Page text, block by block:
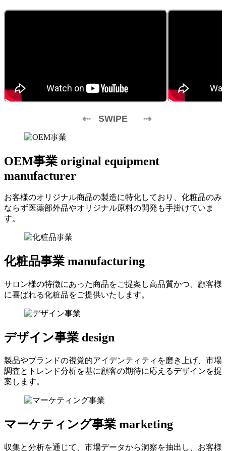
SWIPE
OEM事業 original equipment
manufacturer
お客様のオリジナル商品の製造に特化しており、化粧品のみ
ならず医薬部外品やオリジナル原料の開発も手掛けていま
す。
化粧品事業 manufacturing
サロン様の特徴にあった商品をご提案し高品質かつ、顧客様
に喜ばれる化粧品をご提供いたします。
デザイン事業 design
製品やブランドの視覚的アイデンティティを磨き上げ、市場
調査とトレンド分析を基に顧客の期待に応えるデザインを提
案します。
マーケティング事業 marketing
収集と分析を通じて、市場データから洞察を抽出し、お客様